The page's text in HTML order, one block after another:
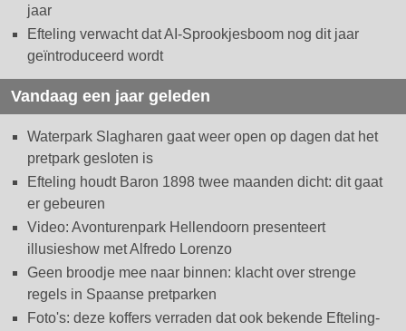
jaar
Efteling verwacht dat AI-Sprookjesboom nog dit jaar
geïntroduceerd wordt
Vandaag een jaar geleden
Waterpark Slagharen gaat weer open op dagen dat het
pretpark gesloten is
Efteling houdt Baron 1898 twee maanden dicht: dit gaat
er gebeuren
Video: Avonturenpark Hellendoorn presenteert
illusieshow met Alfredo Lorenzo
Geen broodje mee naar binnen: klacht over strenge
regels in Spaanse pretparken
Foto's: deze koffers verraden dat ook bekende Efteling-